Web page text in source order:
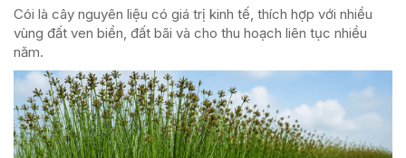
Cói là cây nguyên liệu có giá trị kinh tế, thích hợp với nhiều
vùng đất ven biển, đất bãi và cho thu hoạch liên tục nhiều
năm.